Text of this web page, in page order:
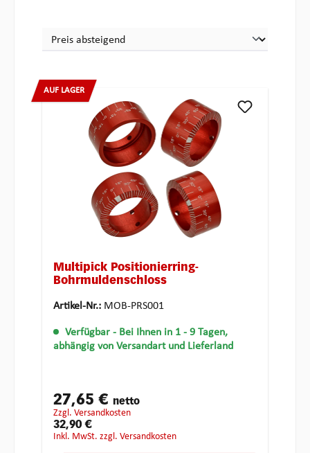
AUF LAGER
Multipick Positionierring-
Bohrmuldenschloss
Artikel-Nr.: MOB-PRS001
Verfügbar - Bei Ihnen in 1 - 9 Tagen,
abhängig von Versandart und Lieferland
27,65 € netto
zzgl. Versandkosten
32,90 €
inkl. MwSt. zzgl. Versandkosten